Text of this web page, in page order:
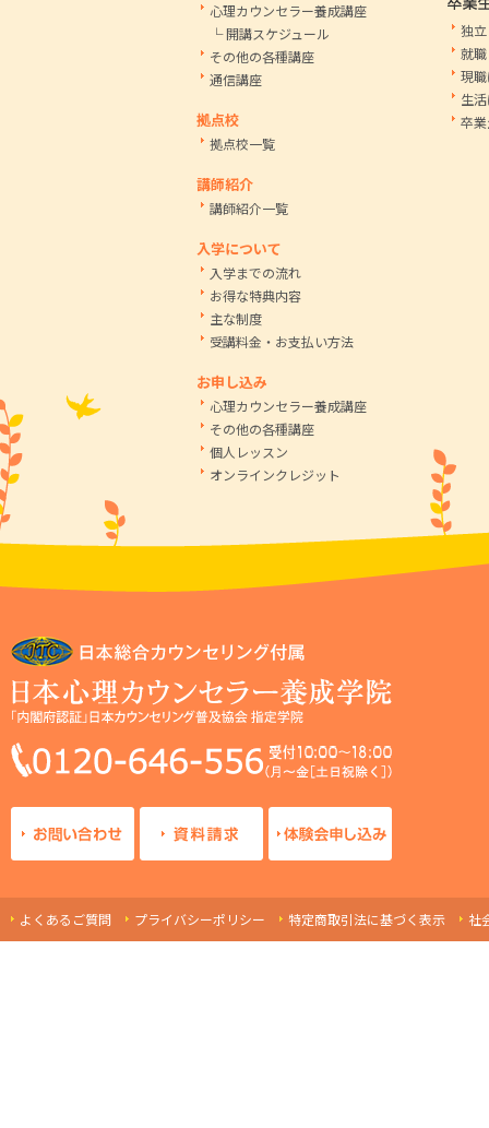
心理カウンセラー養成講座
└ 開講スケジュール
その他の各種講座
通信講座
拠点校
拠点校一覧
講師紹介
講師紹介一覧
入学について
入学までの流れ
お得な特典内容
主な制度
受講料金・お支払い方法
お申し込み
心理カウンセラー養成講座
その他の各種講座
個人レッスン
オンラインクレジット
独立
就職
現
生
卒
よくあるご質問 プライバシーポリシー 特定商取引法に基づく表示 社